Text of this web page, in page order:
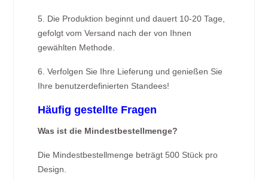
5. Die Produktion beginnt und dauert 10-20 Tage,
gefolgt vom Versand nach der von Ihnen
gewählten Methode.
6. Verfolgen Sie Ihre Lieferung und genießen Sie
Ihre benutzerdefinierten Standees!
Häufig gestellte Fragen
Was ist die Mindestbestellmenge?
Die Mindestbestellmenge beträgt 500 Stück pro
Design.